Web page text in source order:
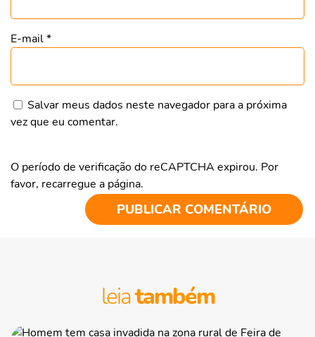
E-mail*
Salvar meus dados neste navegador para a próxima
vez que eu comentar.
O período de verificação do reCAPTCHA expirou. Por
favor, recarregue a página.
leiatambém